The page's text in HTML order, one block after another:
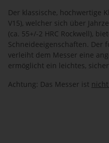
Der klassische, hochwertige
V15), welcher sich über
(ca. 55+/-2 HRC Rockwell),
Schneideeigenschaften. Der
verleiht dem Messer eine
ermöglicht ein leichtes,
Achtung: Das Messer ist nicht